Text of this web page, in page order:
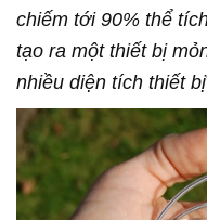
chiếm tới 90% thể
tạo ra một thiết bị
nhiều diện tích thiết bị